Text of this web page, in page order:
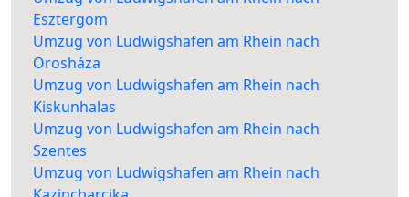
Esztergom
Umzug von Ludwigshafen am Rhein nach
Orosháza
Umzug von Ludwigshafen am Rhein nach
Kiskunhalas
Umzug von Ludwigshafen am Rhein nach
Szentes
Umzug von Ludwigshafen am Rhein nach